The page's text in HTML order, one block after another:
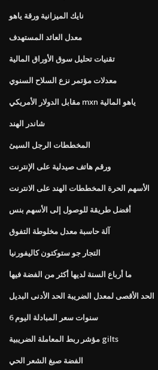
نايك الميزانية ورقة ياهو
معدل العائد المستهدف
تقنيات تحليل سوق الأوراق المالية
معدلات مؤتمر نزع السلاح السنوي
مقابل الدولار الأمريكي mxn ياهو المالية
شاندر الهند
المخططات الرجل السيئ
ورقم هاتف صيدلية على الإنترنت
الأسهم الحرة المخططات الهند على الانترنت
أفضل طريقة للوصول إلى الأسهم بنس
آلة حاسبة معدل مخلوطة التفوق
التجار جو ستوكتون كاليفورنيا
ما أرباع السنة لديها أكثر من الفضة فيها
الحد الأقصى لمعدل الضريبة الحد الأدنى البديل
6 سنوات سعر المبادلة اليوم
مؤشر ربط المعاملة الضريبية gilts
الفضة صبغ الشعر الحي